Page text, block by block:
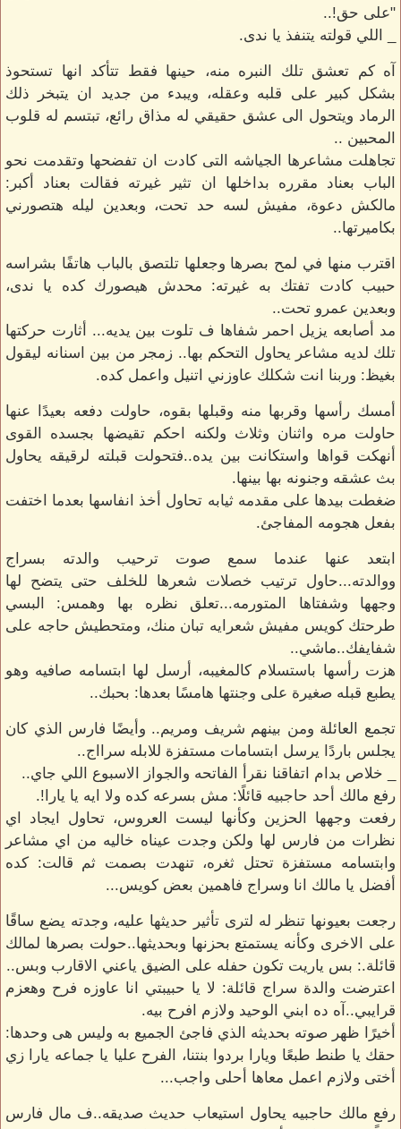
"على حق!..
_ اللي قولته يتنفذ يا ندى.
آه كم تعشق تلك النبره منه، حينها فقط تتأكد انها تستحوذ
بشكل كبير على قلبه وعقله، ويبدء من جديد ان يتبخر ذلك
الرماد ويتحول الى عشق حقيقي له مذاق رائع، تبتسم له قلوب
المحبين ..
تجاهلت مشاعرها الجياشه التى كادت ان تفضحها وتقدمت نحو
الباب بعناد مقرره بداخلها ان تثير غيرته فقالت بعناد أكبر:
مالكش دعوة، مفيش لسه حد تحت، وبعدين ليله هتصورني
بكاميرتها..
اقترب منها في لمح بصرها وجعلها تلتصق بالباب هاتفًا بشراسه
حبيب كادت تفتك به غيرته: محدش هيصورك كده يا ندى،
وبعدين عمرو تحت..
مد أصابعه يزيل احمر شفاها ف تلوت بين يديه... أثارت حركتها
تلك لديه مشاعر يحاول التحكم بها.. زمجر من بين اسنانه ليقول
بغيظ: وربنا انت شكلك عاوزني اتنيل واعمل كده.
أمسك رأسها وقربها منه وقبلها بقوه، حاولت دفعه بعيدًا عنها
حاولت مره واثنان وثلاث ولكنه احكم تقيضها بجسده القوى
أنهكت قواها واستكانت بين يده..فتحولت قبلته لرقيقه يحاول
بث عشقه وجنونه بها بينها.
ضغطت بيدها على مقدمه ثيابه تحاول أخذ انفاسها بعدما اختفت
بفعل هجومه المفاجئ.
ابتعد عنها عندما سمع صوت ترحيب والدته بسراج
ووالدته...حاول ترتيب خصلات شعرها للخلف حتى يتضح لها
وجهها وشفتاها المتورمه...تعلق نظره بها وهمس: البسي
طرحتك كويس مفيش شعرايه تبان منك، ومتحطيش حاجه على
شفايفك..ماشي..
هزت رأسها باستسلام كالمغيبه، أرسل لها ابتسامه صافيه وهو
يطبع قبله صغيرة على وجنتها هامسًا بعدها: بحبك..
تجمع العائلة ومن بينهم شريف ومريم.. وأيضًا فارس الذي كان
يجلس باردًا يرسل ابتسامات مستفزة للابله سرااج..
_ خلاص بدام اتفاقنا نقرأ الفاتحه والجواز الاسبوع اللي جاي..
رفع مالك أحد حاجبيه قائلًا: مش بسرعه كده ولا ايه يا يارا!.
رفعت وجهها الحزين وكأنها ليست العروس، تحاول ايجاد اي
نظرات من فارس لها ولكن وجدت عيناه خاليه من اي مشاعر
وابتسامه مستفزة تحتل ثغره، تنهدت بصمت ثم قالت: كده
أفضل يا مالك انا وسراج فاهمين بعض كويس...
رجعت بعيونها تنظر له لترى تأثير حديثها عليه، وجدته يضع ساقًا
على الاخرى وكأنه يستمتع بحزنها وبحديثها..حولت بصرها لمالك
قائلة.: بس ياريت تكون حفله على الضيق ياعني الاقارب وبس..
اعترضت والدة سراج قائلة: لا يا حبيبتي انا عاوزه فرح وهعزم
قرايبي..آه ده ابني الوحيد ولازم افرح بيه.
أخيرًا ظهر صوته بحديثه الذي فاجئ الجميع به وليس هى وحدها:
حقك يا طنط طبعًا ويارا بردوا بنتنا، الفرح عليا يا جماعه يارا زي
أختى ولازم اعمل معاها أحلى واجب...
رفع مالك حاجبيه يحاول استيعاب حديث صديقه..ف مال فارس